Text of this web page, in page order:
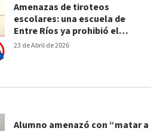
23 de Abril de 2026
Amenazas de tiroteos
escolares: una escuela de
Entre Ríos ya prohibió el
ingreso de mochilas
Alumno amenazó con “matar a